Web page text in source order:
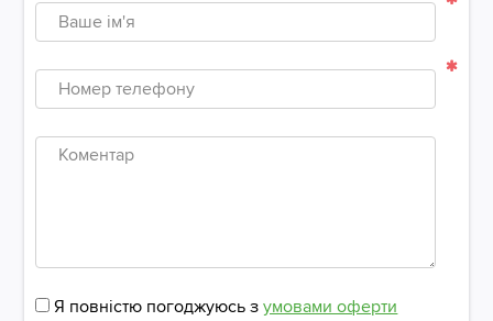
Ваше
ім'я
Номер
телефону
Коментар
Я повністю погоджуюсь зумовами оферти